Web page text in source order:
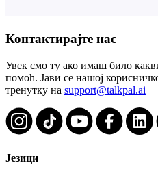
Контактирајте нас
Увек смо ту ако имаш било
помоћ. Јави се нашој
тренутку на support@talkpal.ai
Језици